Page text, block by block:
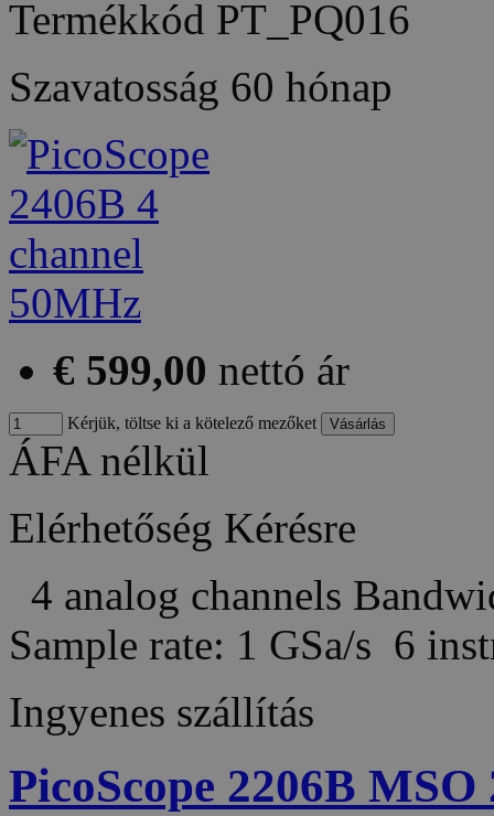
Termékkód PT_PQ016
Szavatosság 60 hónap
€ 599,00 nettó ár
Kérjük, töltse ki a kötelező mezőket
ÁFA nélkül
Elérhetőség Kérésre
4 analog channels
Sample rate: 1 GSa/s 6
Ingyenes szállítás
PicoScope 2206B